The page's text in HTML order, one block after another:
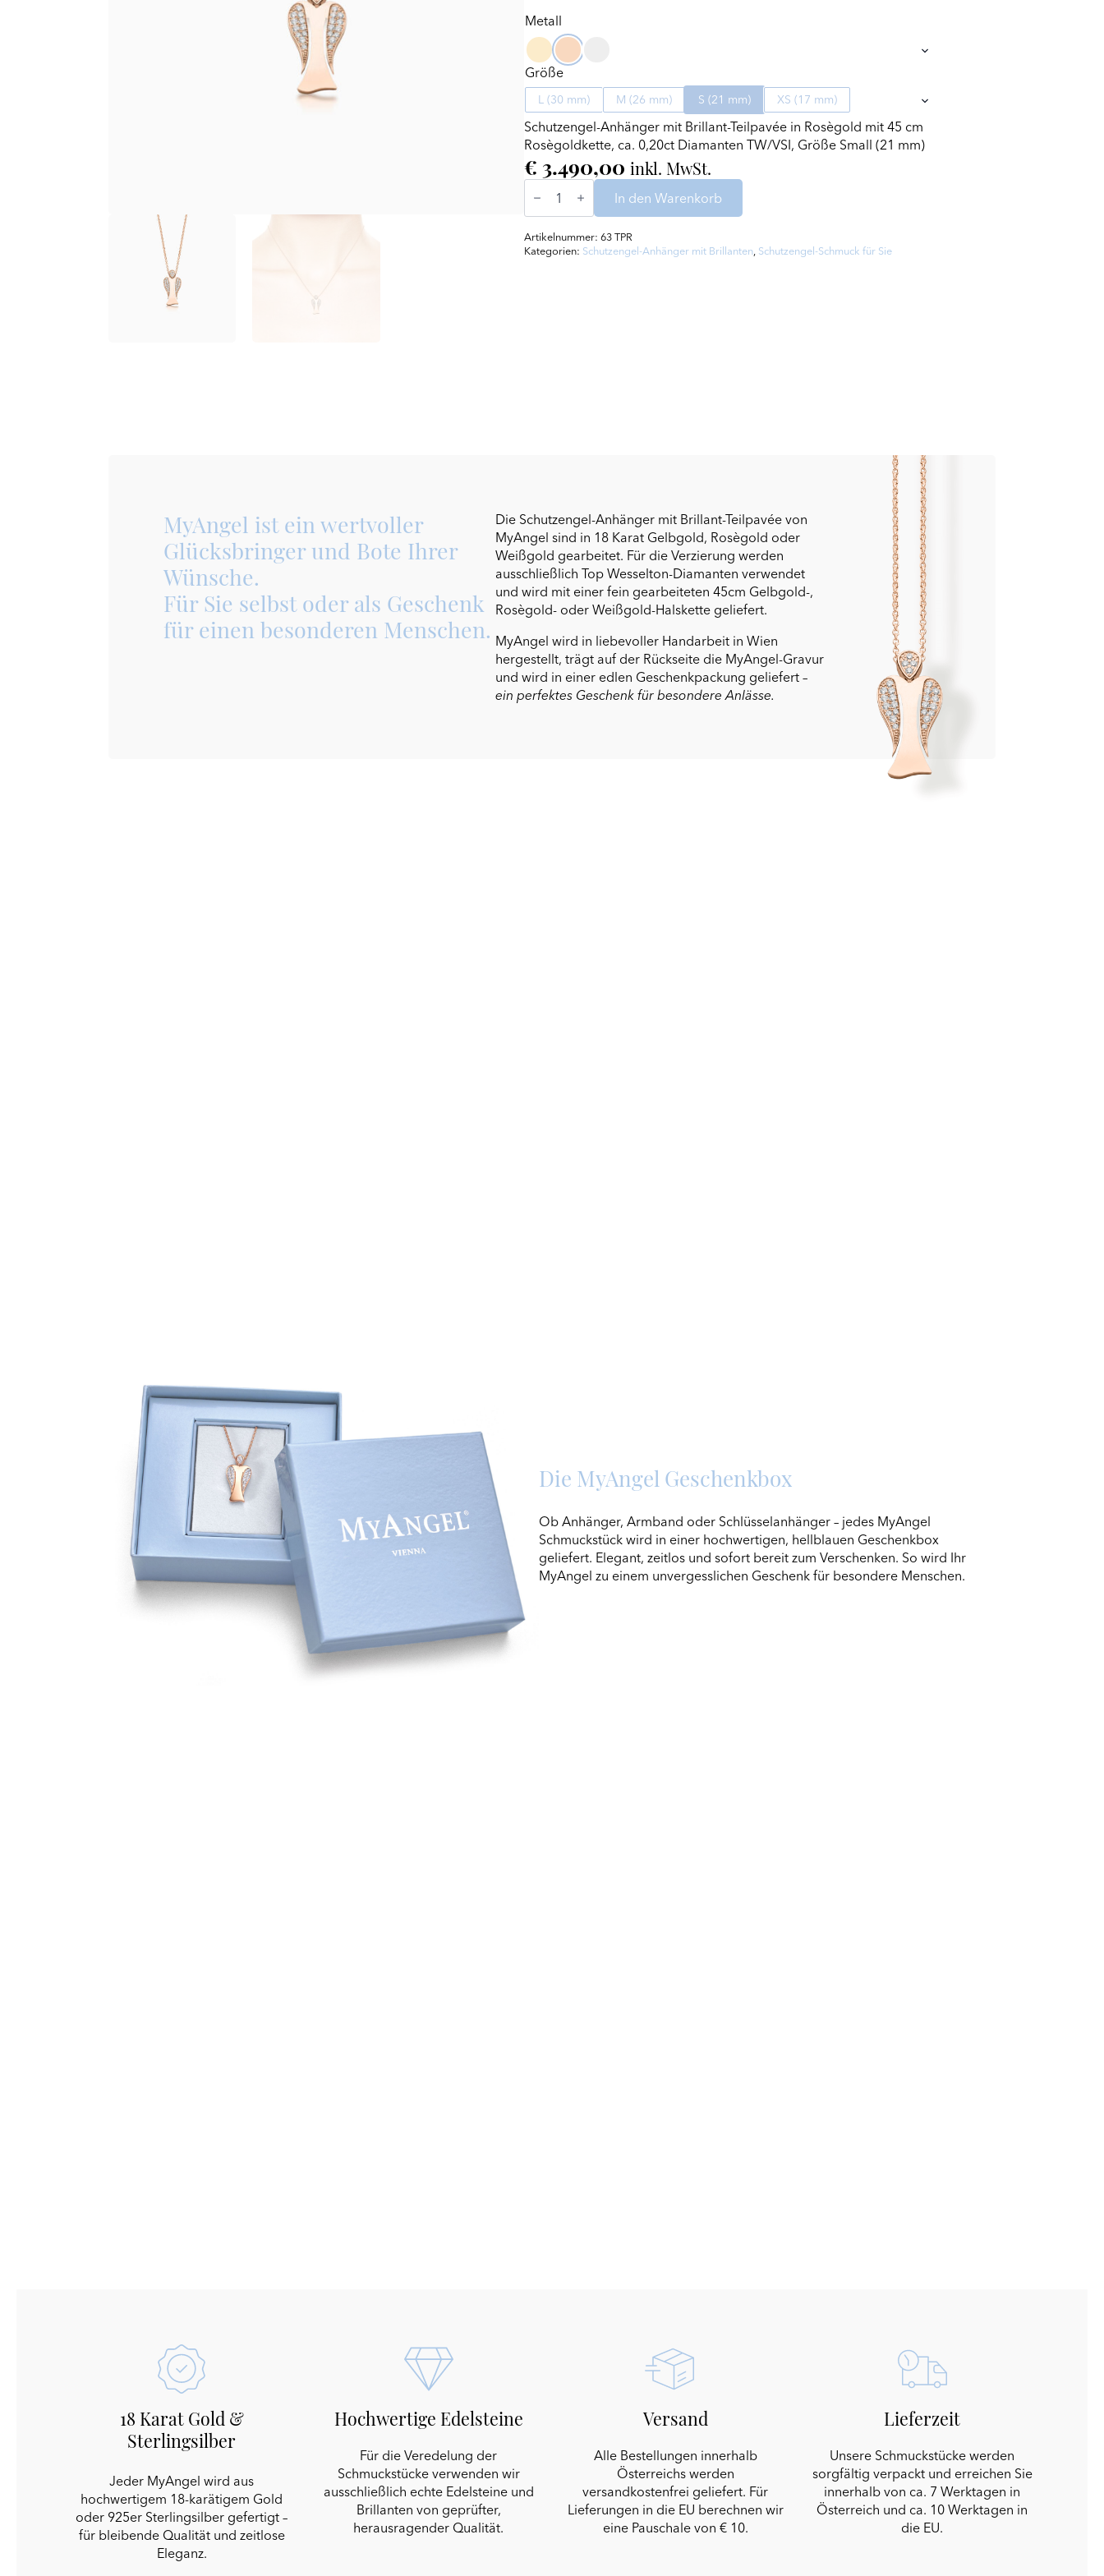
Metall
Größe
L (30 mm) M (26 mm) S (21 mm) XS (17 mm)
Schutzengel-Anhänger mit Brillant-Teilpavée in Rosègold mit 45 cm
Rosègoldkette, ca. 0,20ct Diamanten TW/VSI, Größe Small (21 mm)
€ 3.490,00 inkl. MwSt.
Schutzengel-
Anhänger
mit
Teilpavée
in Gold
In den Warenkorb
Artikelnummer:63 TPR
Kategorien: Schutzengel-Anhänger mit Brillanten Schutzengel-Schmuck für Sie
MyAngel ist ein wertvoller
Glücksbringer und Bote Ihrer
Wünsche.
Für Sie selbst oder als Geschenk
für einen besonderen Menschen.
Die Schutzengel-Anhänger mit Brillant-Teilpavée von
MyAngel sind in 18 Karat Gelbgold, Rosègold oder
Weißgold gearbeitet. Für die Verzierung werden
ausschließlich Top Wesselton-Diamanten verwendet
und wird mit einer fein gearbeiteten 45cm Gelbgold-,
Rosègold- oder Weißgold-Halskette geliefert.
MyAngel wird in liebevoller Handarbeit in Wien
hergestellt, trägt auf der Rückseite die MyAngel-Gravur
und wird in einer edlen Geschenkpackung geliefert –
ein perfektes Geschenk für besondere Anlässe.
Die MyAngel Geschenkbox
Ob Anhänger, Armband oder Schlüsselanhänger – jedes MyAngel
Schmuckstück wird in einer hochwertigen, hellblauen Geschenkbox
geliefert. Elegant, zeitlos und sofort bereit zum Verschenken. So wird Ihr
MyAngel zu einem unvergesslichen Geschenk für besondere Menschen.
18 Karat Gold &
Sterlingsilber
Jeder MyAngel wird aus
hochwertigem 18-karätigem Gold
oder 925er Sterlingsilber gefertigt –
für bleibende Qualität und zeitlose
Eleganz.
Hochwertige Edelsteine
Für die Veredelung der
Schmuckstücke verwenden wir
ausschließlich echte Edelsteine und
Brillanten von geprüfter,
herausragender Qualität.
Versand
Alle Bestellungen innerhalb
Österreichs werden
versandkostenfrei geliefert. Für
Lieferungen in die EU berechnen wir
eine Pauschale von € 10.
Lieferzeit
Unsere Schmuckstücke werden
sorgfältig verpackt und erreichen Sie
innerhalb von ca. 7 Werktagen in
Österreich und ca. 10 Werktagen in
die EU.